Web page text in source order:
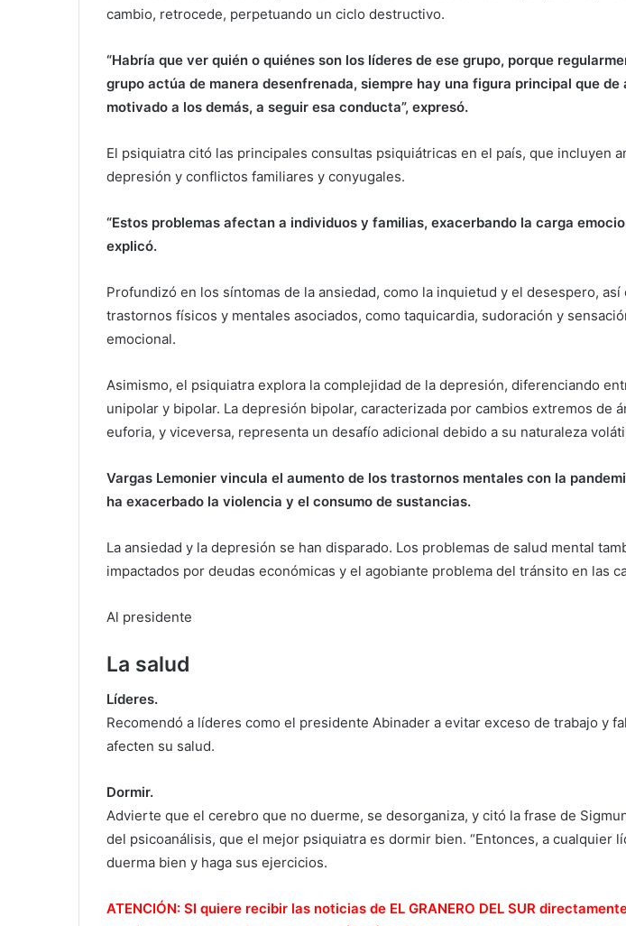
cambio, retrocede, perpetuando un ciclo destructivo.
“Habría que ver quién o quiénes son los líderes de ese grupo, porque
grupo actúa de manera desenfrenada, siempre hay una figura principal que de
motivado a los demás, a seguir esa conducta”, expresó.
El psiquiatra citó las principales consultas psiquiátricas en el país, que incluyen
depresión y conflictos familiares y conyugales.
“Estos problemas afectan a individuos y familias, exacerbando la carga
explicó.
Profundizó en los síntomas de la ansiedad, como la inquietud y el desespero, así
trastornos físicos y mentales asociados, como taquicardia, sudoración y
emocional.
Asimismo, el psiquiatra explora la complejidad de la depresión, diferenciando
unipolar y bipolar. La depresión bipolar, caracterizada por cambios extremos de
euforia, y viceversa, representa un desafío adicional debido a su naturaleza
Vargas Lemonier vincula el aumento de los trastornos mentales con la
ha exacerbado la violencia y el consumo de sustancias.
La ansiedad y la depresión se han disparado. Los problemas de salud mental
impactados por deudas económicas y el agobiante problema del tránsito en las
Al presidente
La salud
Líderes.
Recomendó a líderes como el presidente Abinader a evitar exceso de trabajo y
afecten su salud.
Dormir.
Advierte que el cerebro que no duerme, se desorganiza, y citó la frase de
del psicoanálisis, que el mejor psiquiatra es dormir bien. “Entonces, a cualquier
duerma bien y haga sus ejercicios.
ATENCIÓN: SI quiere recibir las noticias de EL GRANERO DEL SUR